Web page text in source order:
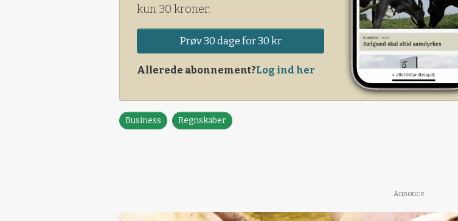
kun 30 kroner.
Prøv 30 dage for 30 kr
Allerede abonnement?Log ind her
Business Regnskaber
Annonce